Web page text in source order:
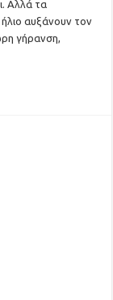
Αλλά τα
αυξάνουν τον
γήρανση,